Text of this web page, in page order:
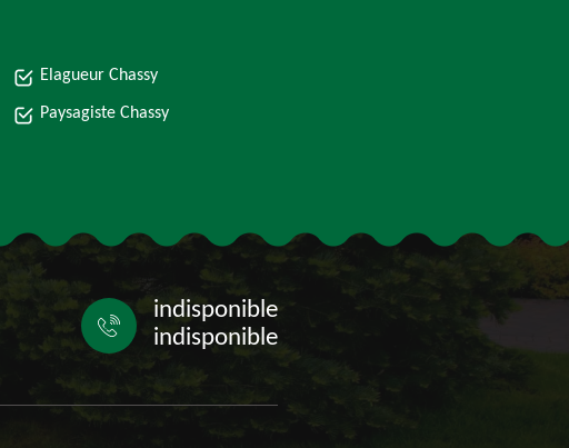
Elagueur Chassy
Paysagiste Chassy
indisponible
indisponible